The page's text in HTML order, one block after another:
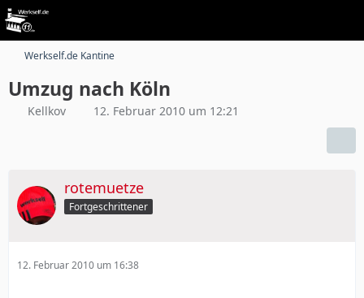
Werkself.de Kantine
Umzug nach Köln
Kellkov 12. Februar 2010 um 12:21
rotemuetze
Fortgeschrittener
12. Februar 2010 um 16:38